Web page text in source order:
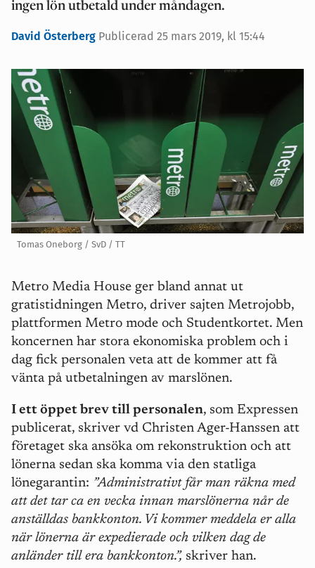
ingen lön utbetald under måndagen.
David Österberg Publicerad 25 mars 2019, kl 15:44
Tomas Oneborg / SvD / TT
Metro Media House ger bland annat ut
gratistidningen Metro, driver sajten Metrojobb,
plattformen Metro mode och Studentkortet. Men
koncernen har stora ekonomiska problem och i
dag fick personalen veta att de kommer att få
vänta på utbetalningen av marslönen.
I ett öppet brev till personalen, som Expressen
publicerat, skriver vd Christen Ager-Hanssen att
företaget ska ansöka om rekonstruktion och att
lönerna sedan ska komma via den statliga
lönegarantin: ”Administrativt får man räkna med
att det tar ca en vecka innan marslönerna når de
anställdas bankkonton. Vi kommer meddela er alla
när lönerna är expedierade och vilken dag de
anländer till era bankkonton.”, skriver han.